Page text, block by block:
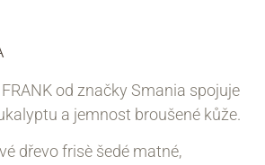
od značky Smania spojuje
a jemnost broušené kůže.
dřevo frisè šedé matné,